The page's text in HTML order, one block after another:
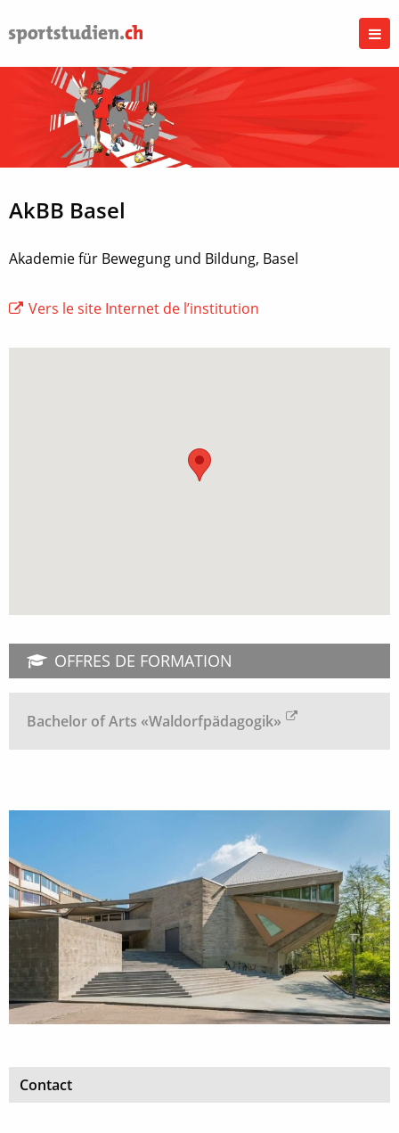
AkBB Basel
Akademie für Bewegung und Bildung, Basel
Vers le site Internet de l’institution
OFFRES DE FORMATION
Bachelor of Arts «Waldorfpädagogik»
Contact